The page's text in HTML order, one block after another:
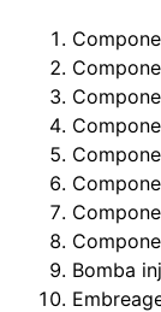
Bomba